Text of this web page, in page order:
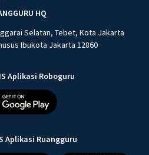
HQ
Selatan, Tebet, Kota Jakarta
Ibukota Jakarta 12860
Aplikasi Roboguru
Aplikasi Ruangguru